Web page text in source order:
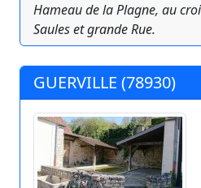
Hameau de la Plagne, au
Saules et grande Rue.
GUERVILLE (78930)